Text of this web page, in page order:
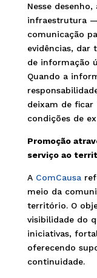
Nesse
infraestrutura —
comunicação
evidências, dar
de informação
Quando a
deixam de ficar
condições de
Promoção
serviço ao
A ComCausa
meio da
território. O
visibilidade do
iniciativas,
oferecendo
continuidade.